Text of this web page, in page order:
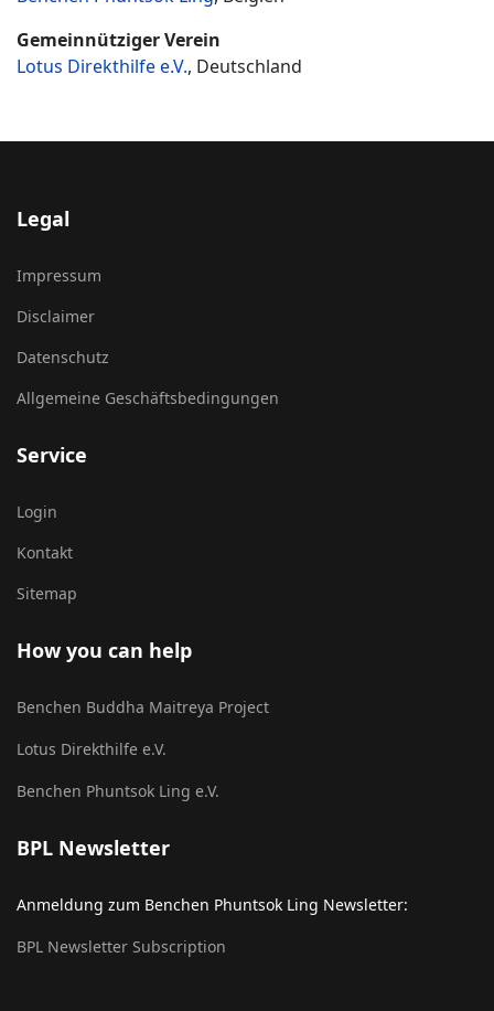
Gemeinnütziger Verein
Lotus Direkthilfe e.V., Deutschland
Legal
Impressum
Disclaimer
Datenschutz
Allgemeine Geschäftsbedingungen
Service
Login
Kontakt
Sitemap
How you can help
Benchen Buddha Maitreya Project
Lotus Direkthilfe e.V.
Benchen Phuntsok Ling e.V.
BPL Newsletter
Anmeldung zum Benchen Phuntsok Ling Newsletter:
BPL Newsletter Subscription